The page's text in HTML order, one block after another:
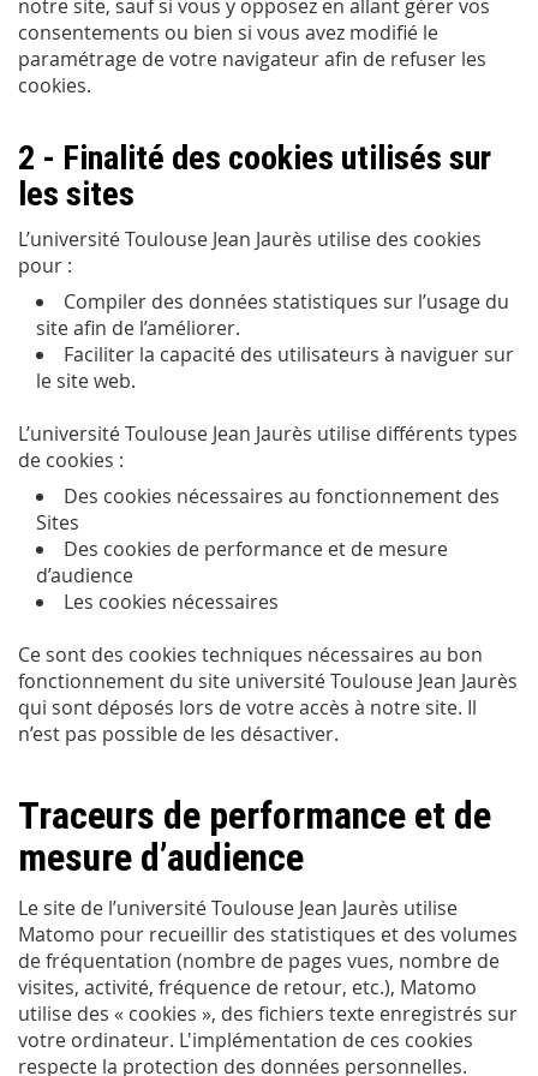
notre site, sauf si vous y opposez en allant gérer vos
consentements ou bien si vous avez modifié le
paramétrage de votre navigateur afin de refuser les
cookies.
2 - Finalité des cookies utilisés sur
les sites
L’université Toulouse Jean Jaurès utilise des cookies
pour :
Compiler des données statistiques sur l’usage du
site afin de l’améliorer.
Faciliter la capacité des utilisateurs à naviguer sur
le site web.
L’université Toulouse Jean Jaurès utilise différents types
de cookies :
Des cookies nécessaires au fonctionnement des
Sites
Des cookies de performance et de mesure
d’audience
Les cookies nécessaires
Ce sont des cookies techniques nécessaires au bon
fonctionnement du site université Toulouse Jean Jaurès
qui sont déposés lors de votre accès à notre site. Il
n’est pas possible de les désactiver.
Traceurs de performance et de
mesure d’audience
Le site de l’université Toulouse Jean Jaurès utilise
Matomo pour recueillir des statistiques et des volumes
de fréquentation (nombre de pages vues, nombre de
visites, activité, fréquence de retour, etc.), Matomo
utilise des « cookies », des fichiers texte enregistrés sur
votre ordinateur. L'implémentation de ces cookies
respecte la protection des données personnelles.